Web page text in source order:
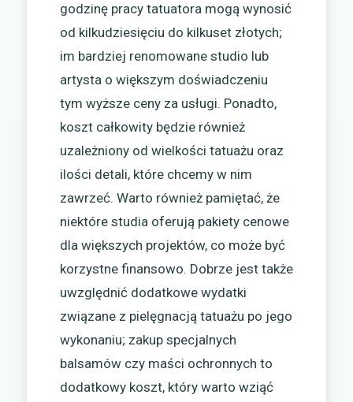
godzinę pracy tatuatora mogą wynosić
od kilkudziesięciu do kilkuset złotych;
im bardziej renomowane studio lub
artysta o większym doświadczeniu
tym wyższe ceny za usługi. Ponadto,
koszt całkowity będzie również
uzależniony od wielkości tatuażu oraz
ilości detali, które chcemy w nim
zawrzeć. Warto również pamiętać, że
niektóre studia oferują pakiety cenowe
dla większych projektów, co może być
korzystne finansowo. Dobrze jest także
uwzględnić dodatkowe wydatki
związane z pielęgnacją tatuażu po jego
wykonaniu; zakup specjalnych
balsamów czy maści ochronnych to
dodatkowy koszt, który warto wziąć